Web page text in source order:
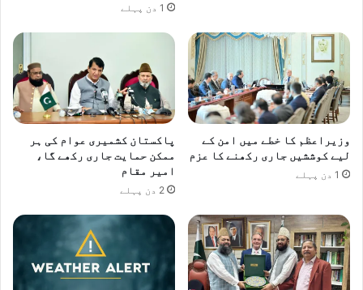
1 دن پہلے
وزیراعظم کا خطے میں امن کے
لیے کوششیں جاری رکھنے کا عزم
1 دن پہلے
پاکستان کشمیری عوام کی ہر
ممکن حمایت جاری رکھے گا،
امیر مقام
2 دن پہلے